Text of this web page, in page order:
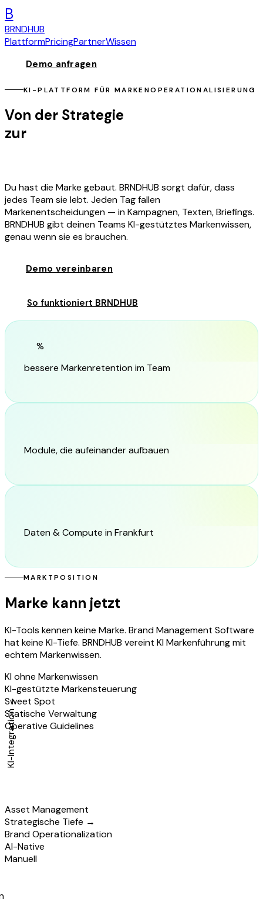
B
BRNDHUB
PlattformPricingPartnerWissen
Demo anfragen
KI-PLATTFORM FÜR MARKENOPERATIONALISIERUNG
Von der Strategie
zur
Du hast die Marke gebaut. BRNDHUB sorgt dafür, dass
jedes Team sie lebt. Jeden Tag fallen
Markenentscheidungen — in Kampagnen, Texten, Briefings.
BRNDHUB gibt deinen Teams KI-gestütztes Markenwissen,
genau wenn sie es brauchen.
Demo vereinbaren
So funktioniert BRNDHUB
%
bessere Markenretention im Team
Module, die aufeinander aufbauen
Daten & Compute in Frankfurt
MARKTPOSITION
Marke kann jetzt
KI-Tools kennen keine Marke. Brand Management Software
hat keine KI-Tiefe. BRNDHUB vereint KI Markenführung mit
echtem Markenwissen.
KI ohne Markenwissen
KI-gestützte Markensteuerung
Sweet Spot
Statische Verwaltung
Operative Guidelines
KI-Integration →
Asset Management
Strategische Tiefe →
Brand Operationalization
AI-Native
Manuell